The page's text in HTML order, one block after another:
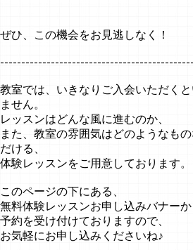
ぜひ、この機会をお見逃しなく！
教室では、いきなりご入会いただく
ません。
レッスンはどんな風に進むのか、
また、教室の雰囲気はどのようなも
だける、
体験レッスンをご用意しております。
このページの下にある、
無料体験レッスンお申し込みバナー
予約を受け付けておりますので、
お気軽にお申し込みくださいね♪